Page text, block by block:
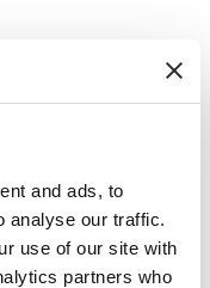
and ads, to
analyse our traffic.
use of our site with
partners who
M
ITGLIED W
ERD
EN